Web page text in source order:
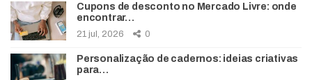
Cupons de desconto no Mercado Livre: onde
encontrar…
21 jul, 2026 0
Personalização de cadernos: ideias criativas
para…